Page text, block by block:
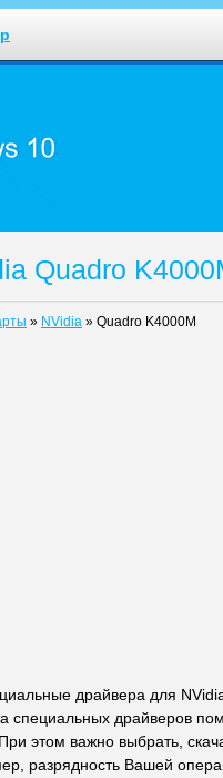
Quadro
» NVidia » Quadro K4000M
драйвера для
специальных драйверов
этом важно выбрать,
разрядность Вашей